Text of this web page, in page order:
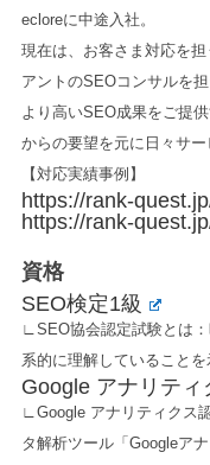
ecloreに中途入社。
現在は、お客さま対応を
アントのSEOコンサルを担
より高いSEO成果をご提
からの要望を元に日々サー
【対応実績事例】
https://rank-
https://rank-
資格
SEO検定1級
∟SEO協会認定試験とは
系的に理解していることを
Google アナリティ
∟Google アナリティクス
タ解析ツール「Googleア